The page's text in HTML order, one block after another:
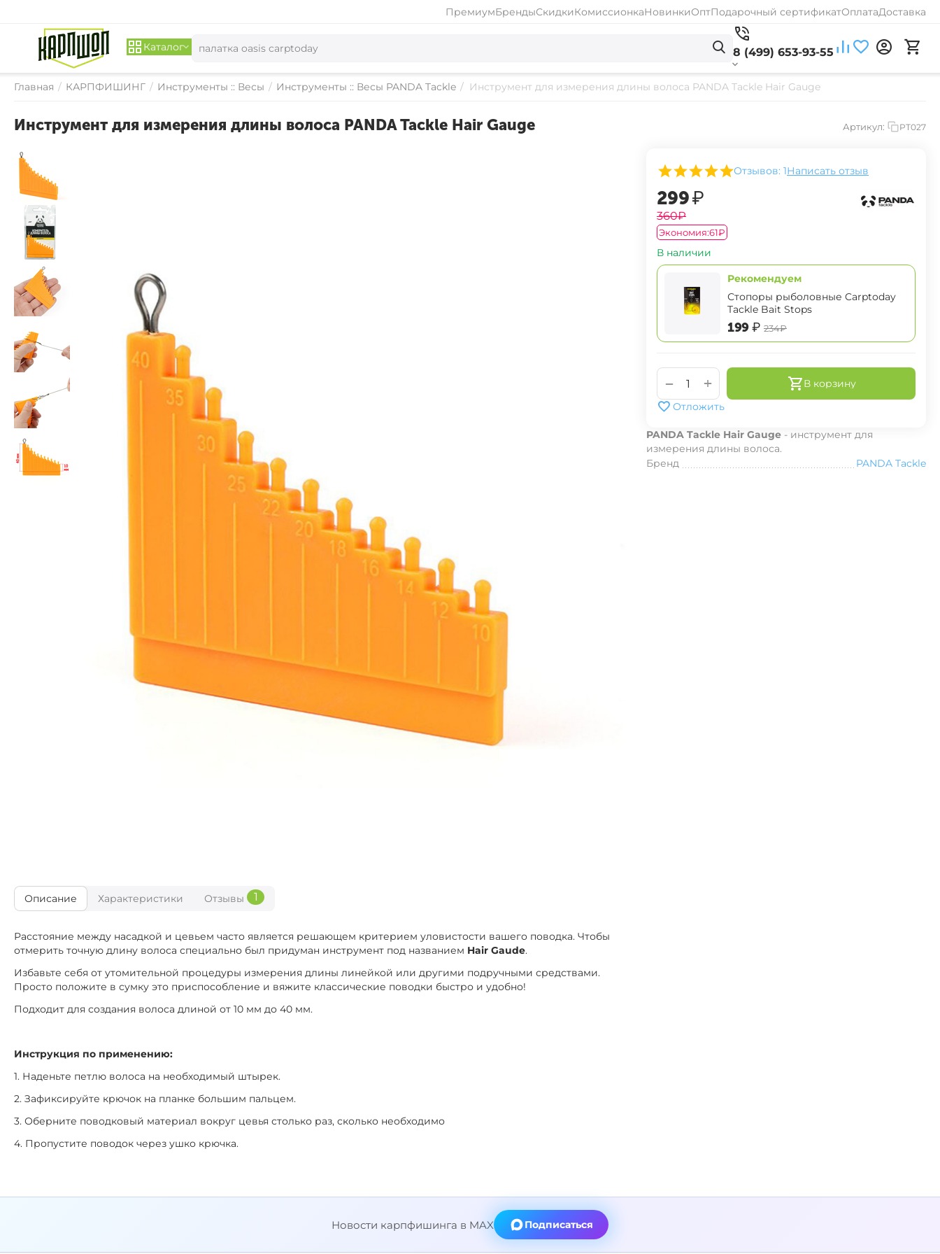
ПремиумБрендыСкидкиКомиссионкаНовинкиОптПодарочный сертификатОплатаДоставка
Каталог 8 (499) 653-93-55
Главная / КАРПФИШИНГ / Инструменты :: Весы / Инструменты :: Весы PANDA Tackle / Инструмент для измерения длины волоса PANDA Tackle Hair Gauge
Инструмент для измерения длины волоса PANDA Tackle Hair Gauge Артикул: PT027
Отзывов: 1Написать отзыв
‍299‍₽
‍360‍₽
Экономия:‍61‍₽
В наличии
Рекомендуем
Стопоры рыболовные Carptoday
Tackle Bait Stops
‍199‍₽ ‍234‍₽
+
−
В корзину
Отложить
PANDA Tackle Hair Gauge - инструмент для
измерения длины волоса.
Бренд
PANDA Tackle
Описание Характеристики Отзывы 1
Расстояние между насадкой и цевьем часто является решающем критерием уловистости вашего поводка. Чтобы
отмерить точную длину волоса специально был придуман инструмент под названием Hair Gaude.
Избавьте себя от утомительной процедуры измерения длины линейкой или другими подручными средствами.
Просто положите в сумку это приспособление и вяжите классические поводки быстро и удобно!
Подходит для создания волоса длиной от 10 мм до 40 мм.
Инструкция по применению:
1. Наденьте петлю волоса на необходимый штырек.
2. Зафиксируйте крючок на планке большим пальцем.
3. Оберните поводковый материал вокруг цевья столько раз, сколько необходимо
4. Пропустите поводок через ушко крючка.
Новости карпфишинга в MAX Подписаться